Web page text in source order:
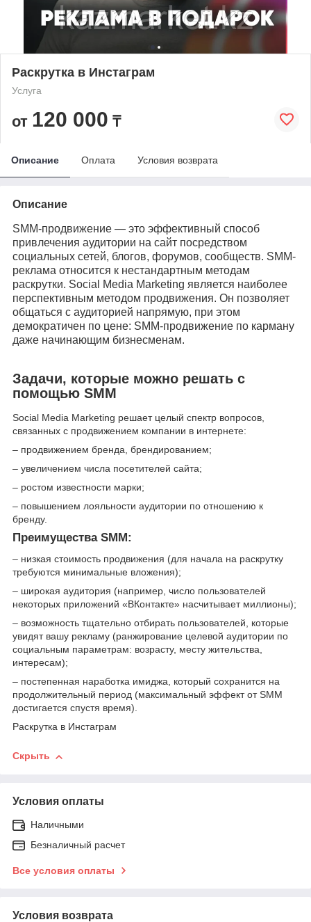
Раскрутка в Инстаграм
Услуга
от 120 000 ₸
Описание Оплата Условия возврата
Описание
SMM-продвижение — это эффективный способ
привлечения аудитории на сайт посредством
социальных сетей, блогов, форумов, сообществ. SMM-
реклама относится к нестандартным методам
раскрутки. Social Media Marketing является наиболее
перспективным методом продвижения. Он позволяет
общаться с аудиторией напрямую, при этом
демократичен по цене: SMM-продвижение по карману
даже начинающим бизнесменам.
Задачи, которые можно решать с
помощью SMM
Social Media Marketing решает целый спектр вопросов,
связанных с продвижением компании в интернете:
– продвижением бренда, брендированием;
– увеличением числа посетителей сайта;
– ростом известности марки;
– повышением лояльности аудитории по отношению к
бренду.
Преимущества SMM:
– низкая стоимость продвижения (для начала на раскрутку
требуются минимальные вложения);
– широкая аудитория (например, число пользователей
некоторых приложений «ВКонтакте» насчитывает миллионы);
– возможность тщательно отбирать пользователей, которые
увидят вашу рекламу (ранжирование целевой аудитории по
социальным параметрам: возрасту, месту жительства,
интересам);
– постепенная наработка имиджа, который сохранится на
продолжительный период (максимальный эффект от SMM
достигается спустя время).
Раскрутка в Инстаграм
Скрыть
Условия оплаты
Наличными
Безналичный расчет
Все условия оплаты
Условия возврата